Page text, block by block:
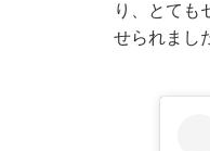
り、とても
せられまし